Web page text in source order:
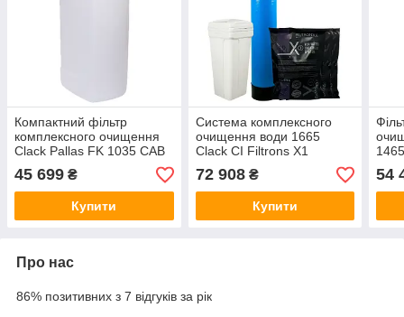
Компактний фільтр
комплексного очищення
Clack Pallas FK 1035 CAB
CK
45 699 ₴
Купити
Система комплексного
очищення води 1665
Clack CI Filtrons X1
72 908₴
Купити
54
Про нас
86% позитивних з 7 відгуків за рік